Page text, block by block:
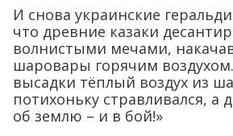
И снова украинские
что древние казаки
волнистыми мечами,
шаровары горячим
высадки тёплый воздух из
потихоньку стравливался, а
об землю – и в бой!»